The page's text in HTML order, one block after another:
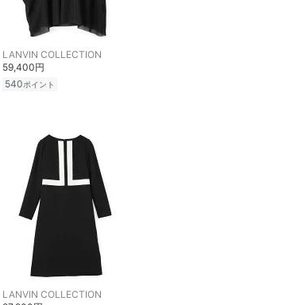
LANVIN COLLECTION
59,400円
540ポイント
LANVIN COLLECTION